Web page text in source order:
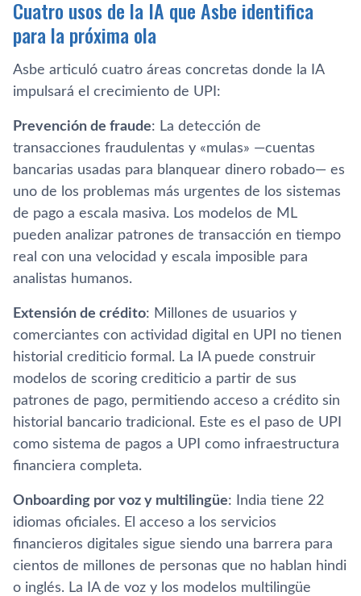
Cuatro usos de la IA que Asbe identifica
para la próxima ola
Asbe articuló cuatro áreas concretas donde la IA
impulsará el crecimiento de UPI:
Prevención de fraude: La detección de
transacciones fraudulentas y «mulas» —cuentas
bancarias usadas para blanquear dinero robado— es
uno de los problemas más urgentes de los sistemas
de pago a escala masiva. Los modelos de ML
pueden analizar patrones de transacción en tiempo
real con una velocidad y escala imposible para
analistas humanos.
Extensión de crédito: Millones de usuarios y
comerciantes con actividad digital en UPI no tienen
historial crediticio formal. La IA puede construir
modelos de scoring crediticio a partir de sus
patrones de pago, permitiendo acceso a crédito sin
historial bancario tradicional. Este es el paso de UPI
como sistema de pagos a UPI como infraestructura
financiera completa.
Onboarding por voz y multilingüe: India tiene 22
idiomas oficiales. El acceso a los servicios
financieros digitales sigue siendo una barrera para
cientos de millones de personas que no hablan hindi
o inglés. La IA de voz y los modelos multilingüe